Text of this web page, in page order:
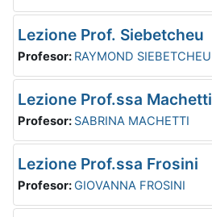
Lezione Prof. Siebetcheu
Profesor: RAYMOND SIEBETCHEU
Lezione Prof.ssa Machetti
Profesor: SABRINA MACHETTI
Lezione Prof.ssa Frosini
Profesor: GIOVANNA FROSINI